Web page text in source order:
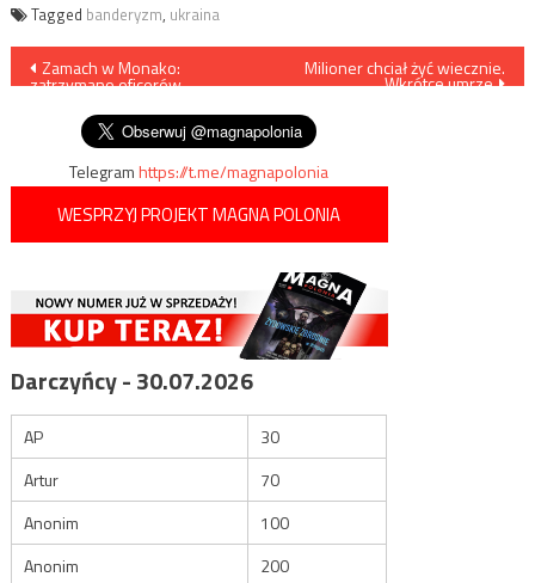
Tagged banderyzm, ukraina
Nawigacja
wpisu
Zamach w Monako:
zatrzymano oficerów
Milioner chciał żyć wiecznie.
Wkrótce umrze
Telegramhttps://t.me/magnapolonia
WESPRZYJ PROJEKT MAGNA POLONIA
Darczyńcy - 30.07.2026
AP
30
Artur
70
Anonim
100
Anonim
200